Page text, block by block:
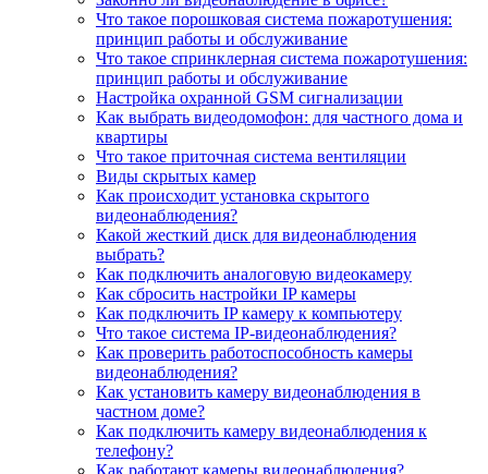
Что такое порошковая система пожаротушения:
принцип работы и обслуживание
Что такое спринклерная система пожаротушения:
принцип работы и обслуживание
Настройка охранной GSM сигнализации
Как выбрать видеодомофон: для частного дома и
квартиры
Что такое приточная система вентиляции
Виды скрытых камер
Как происходит установка скрытого
видеонаблюдения?
Какой жесткий диск для видеонаблюдения
выбрать?
Как подключить аналоговую видеокамеру
Как сбросить настройки IP камеры
Как подключить IP камеру к компьютеру
Что такое система IP-видеонаблюдения?
Как проверить работоспособность камеры
видеонаблюдения?
Как установить камеру видеонаблюдения в
частном доме?
Как подключить камеру видеонаблюдения к
телефону?
Как работают камеры видеонаблюдения?